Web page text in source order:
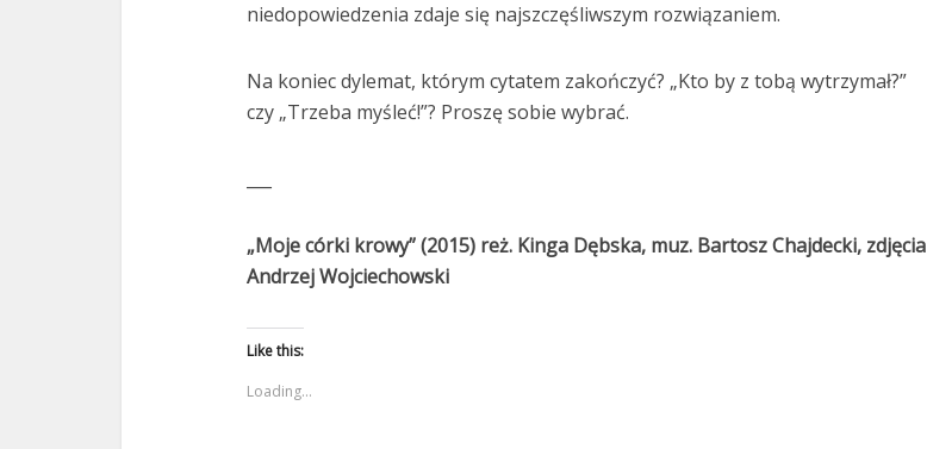
niedopowiedzenia zdaje się najszczęśliwszym rozwiązaniem.
Na koniec dylemat, którym cytatem zakończyć? „Kto by z tobą wytrzymał?”
czy „Trzeba myśleć!”? Proszę sobie wybrać.
„Moje córki krowy” (2015) reż. Kinga Dębska, muz. Bartosz Chajdecki, zdjęcia
Andrzej Wojciechowski
Like this:
Loading...